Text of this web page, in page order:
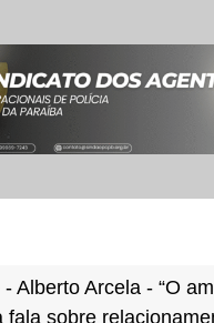
- Alberto Arcela- “O
fala sobre